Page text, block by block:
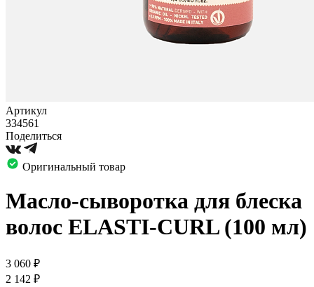
Артикул
334561
Поделиться
Оригинальный товар
Масло-сыворотка для блеска
волос ELASTI-CURL (100 мл)
3 060 ₽
2 142 ₽